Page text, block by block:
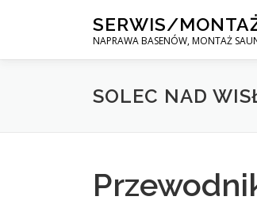
SERWIS/
NAPRAWA BASENÓW, MONTAŻ
SOLEC NAD